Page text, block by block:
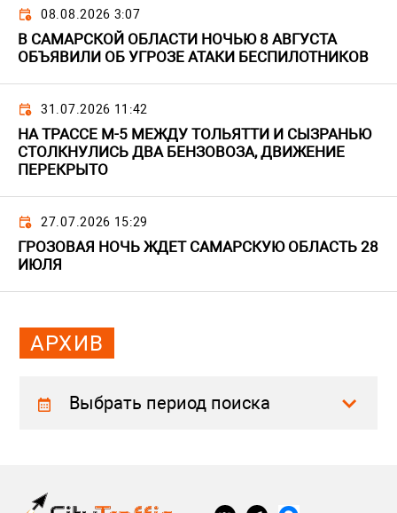
08.08.2026 3:07
В САМАРСКОЙ ОБЛАСТИ НОЧЬЮ 8 АВГУСТА
ОБЪЯВИЛИ ОБ УГРОЗЕ АТАКИ БЕСПИЛОТНИКОВ
31.07.2026 11:42
НА ТРАССЕ М-5 МЕЖДУ ТОЛЬЯТТИ И СЫЗРАНЬЮ
СТОЛКНУЛИСЬ ДВА БЕНЗОВОЗА, ДВИЖЕНИЕ
ПЕРЕКРЫТО
27.07.2026 15:29
ГРОЗОВАЯ НОЧЬ ЖДЕТ САМАРСКУЮ ОБЛАСТЬ 28
ИЮЛЯ
АРХИВ
Выбрать период поиска